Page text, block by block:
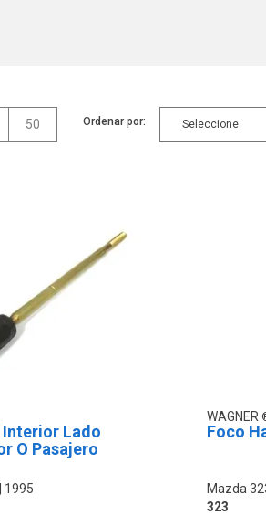
50 Ordenar por:
Lado
O Pasajero
1995
WAGNER
Foco
Mazda
323